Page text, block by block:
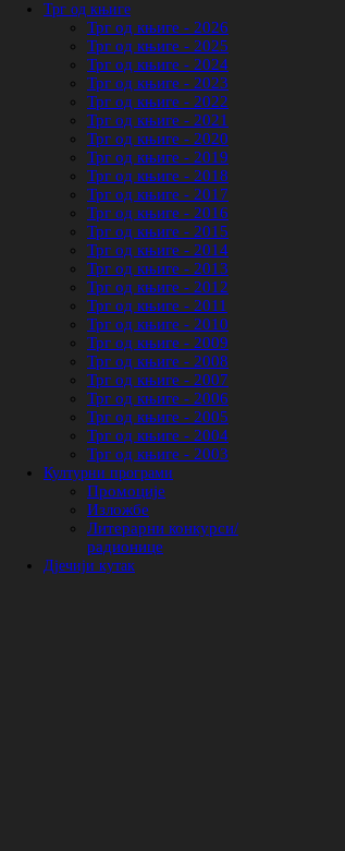
Трг од књиге
Трг од књиге - 2026
Трг од књиге - 2025
Трг од књиге - 2024
Трг од књиге - 2023
Трг од књиге - 2022
Трг од књиге - 2021
Трг од књиге - 2020
Трг од књиге - 2019
Трг од књиге - 2018
Трг од књиге - 2017
Трг од књиге - 2016
Трг од књиге - 2015
Трг од књиге - 2014
Трг од књиге - 2013
Трг од књиге - 2012
Трг од књиге - 2011
Трг од књиге - 2010
Трг од књиге - 2009
Трг од књиге - 2008
Трг од књиге - 2007
Трг од књиге - 2006
Трг од књиге - 2005
Трг од књиге - 2004
Трг од књиге - 2003
Културни програми
Промоције
Изложбе
Литерарни конкурси/
радионице
Дјечији кутак